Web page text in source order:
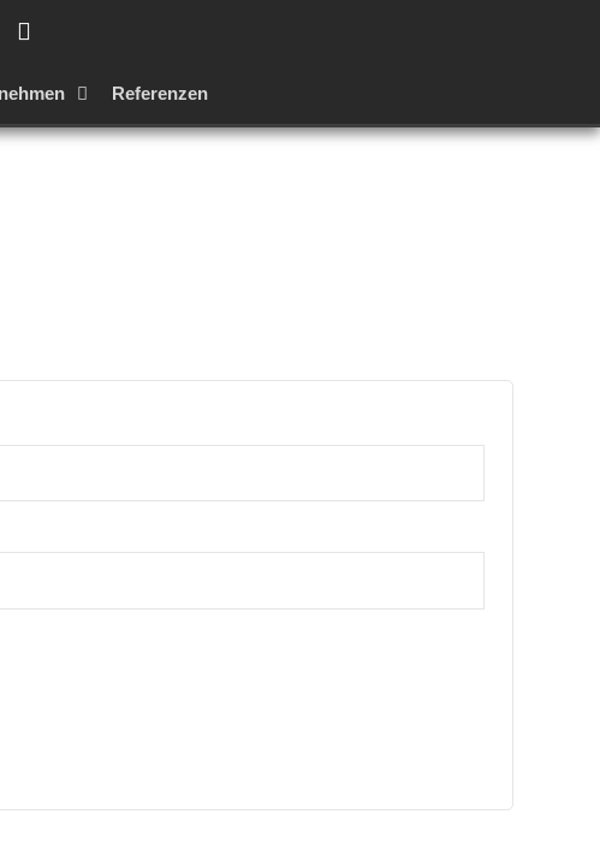
Referenzen